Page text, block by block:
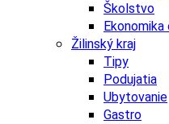
Školstvo
Žilinský kraj
Tipy
Podujatia
Ubytovanie
Gastro